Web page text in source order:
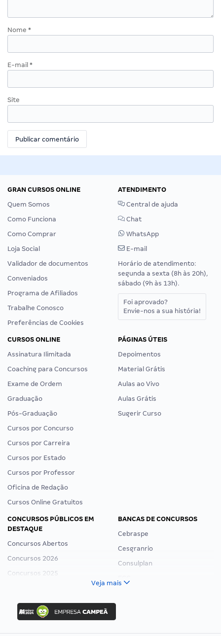
Nome *
E-mail *
Site
GRAN CURSOS ONLINE
Quem Somos
Como Funciona
Como Comprar
Loja Social
Validador de documentos
Conveniados
Programa de Afiliados
Trabalhe Conosco
Preferências de Cookies
ATENDIMENTO
Central de ajuda
Chat
WhatsApp
E-mail
Horário de atendimento:
segunda a sexta (8h às 20h),
sábado (9h às 13h).
Foi aprovado?
Envie-nos a sua história!
CURSOS ONLINE
Assinatura Ilimitada
Coaching para Concursos
Exame de Ordem
Graduação
Pós-Graduação
Cursos por Concurso
Cursos por Carreira
Cursos por Estado
Cursos por Professor
Oficina de Redação
Cursos Online Gratuitos
PÁGINAS ÚTEIS
Depoimentos
Material Grátis
Aulas ao Vivo
Aulas Grátis
Sugerir Curso
CONCURSOS PÚBLICOS EM
DESTAQUE
Concursos Abertos
Concursos 2026
Concursos 2025
Concurso Nacional Unificado
Concurso Ibama
Concurso MPU
Editais publicados
BANCAS DE CONCURSOS
Cebraspe
Cesgranrio
Consulplan
Veja mais